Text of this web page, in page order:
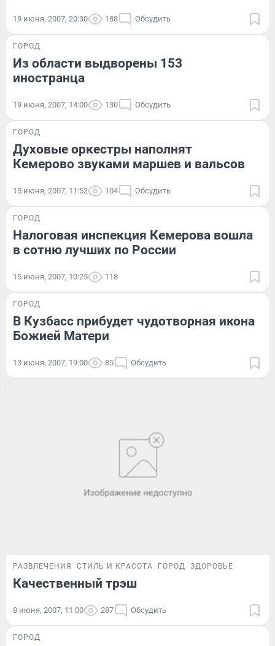
19 июня, 2007, 20:30 188 Обсудить
ГОРОД
Из области выдворены 153
иностранца
19 июня, 2007, 14:00 130 Обсудить
ГОРОД
Духовые оркестры наполнят
Кемерово звуками маршев и вальсов
15 июня, 2007, 11:52 104 Обсудить
ГОРОД
Налоговая инспекция Кемерова вошла
в сотню лучших по России
15 июня, 2007, 10:25 118
ГОРОД
В Кузбасс прибудет чудотворная икона
Божией Матери
13 июня, 2007, 19:00 85 Обсудить
РАЗВЛЕЧЕНИЯ СТИЛЬ И КРАСОТА ГОРОД ЗДОРОВЬЕ
Качественный трэш
8 июня, 2007, 11:00 287 Обсудить
ГОРОД